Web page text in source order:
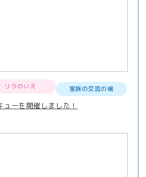
リラのいえ 家族の交流の場
ーを開催しました！